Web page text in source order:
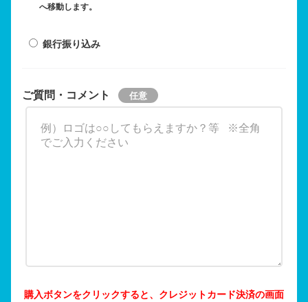
へ移動します。
銀行振り込み
ご質問・コメント
購入ボタンをクリックすると、クレジットカード決済の画面